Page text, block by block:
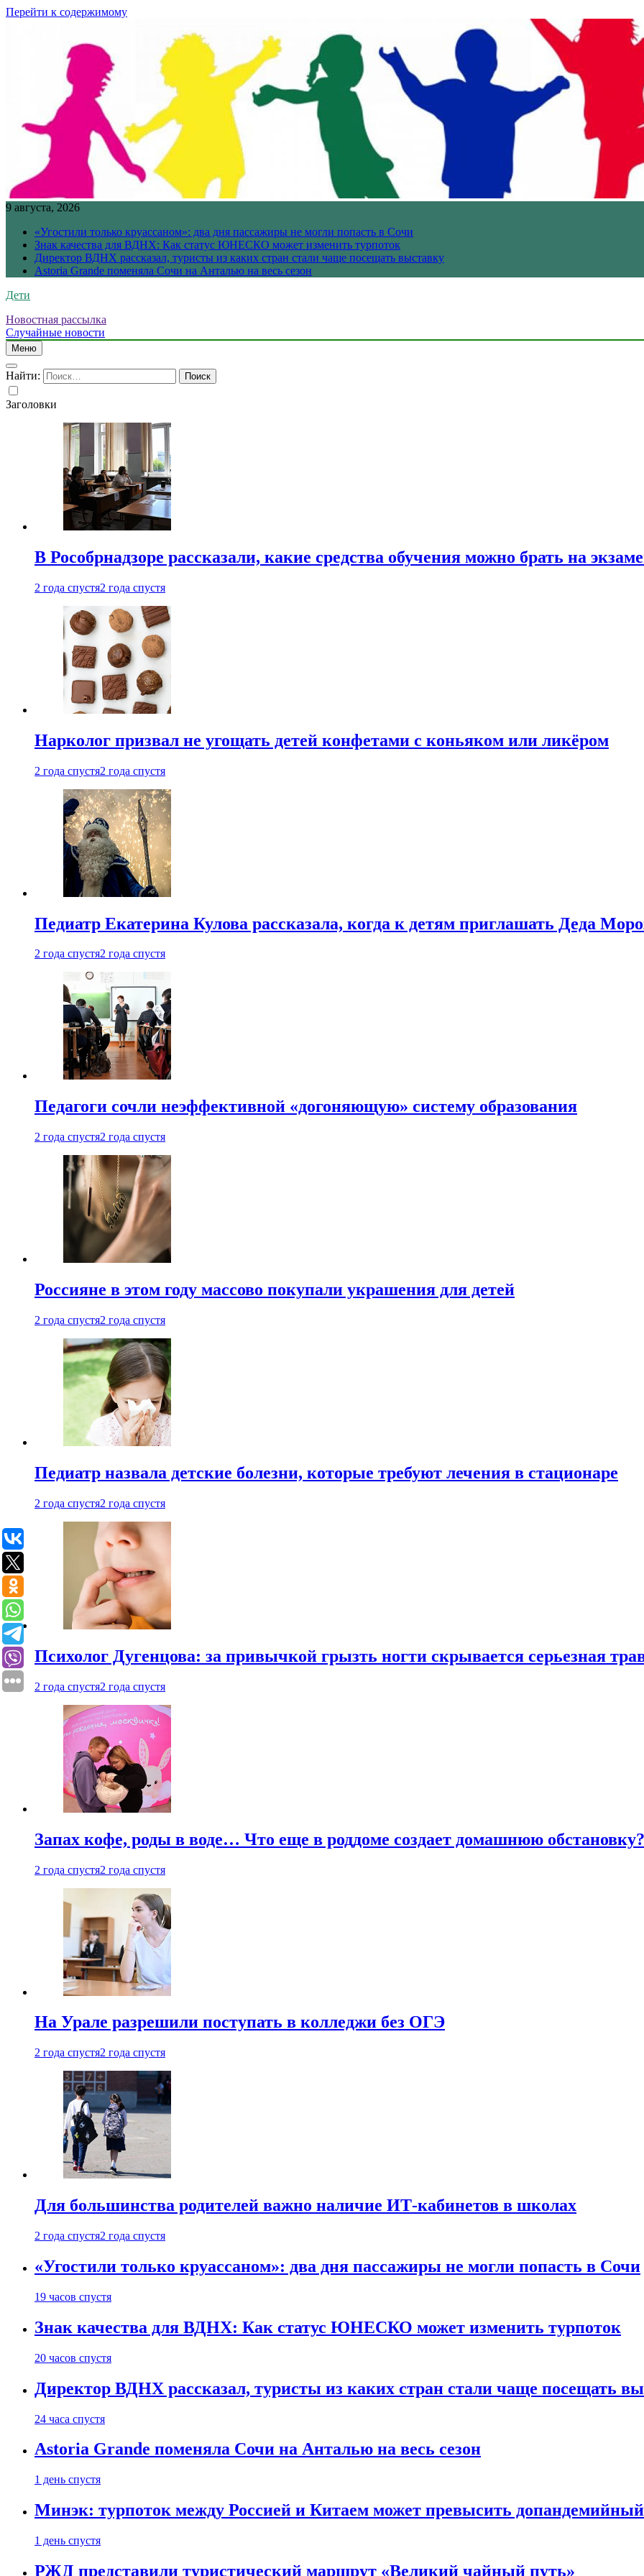
Перейти к содержимому
9 августа, 2026
«Угостили только круассаном»: два дня пассажиры не могли попасть в Сочи
Знак качества для ВДНХ: Как статус ЮНЕСКО может изменить турпоток
Директор ВДНХ рассказал, туристы из каких стран стали чаще посещать выставку
Astoria Grande поменяла Сочи на Анталью на весь сезон
Дети
Новостная рассылка
Случайные новости
Меню
Найти:
Заголовки
В Рособрнадзоре рассказали, какие средства обучения можно брать на
2 года спустя2 года спустя
Нарколог призвал не угощать детей конфетами с коньяком или ликёром
2 года спустя2 года спустя
Педиатр Екатерина Кулова рассказала, когда к детям приглашать Деда
2 года спустя2 года спустя
Педагоги сочли неэффективной «догоняющую» систему образования
2 года спустя2 года спустя
Россияне в этом году массово покупали украшения для детей
2 года спустя2 года спустя
Педиатр назвала детские болезни, которые требуют лечения в стационаре
2 года спустя2 года спустя
Психолог Дугенцова: за привычкой грызть ногти скрывается серьезная
2 года спустя2 года спустя
Запах кофе, роды в воде… Что еще в роддоме создает домашнюю обстановку?
2 года спустя2 года спустя
На Урале разрешили поступать в колледжи без ОГЭ
2 года спустя2 года спустя
Для большинства родителей важно наличие ИТ-кабинетов в школах
2 года спустя2 года спустя
«Угостили только круассаном»: два дня пассажиры не могли попасть в Сочи
19 часов спустя
Знак качества для ВДНХ: Как статус ЮНЕСКО может изменить турпоток
20 часов спустя
Директор ВДНХ рассказал, туристы из каких стран стали чаще посещать
24 часа спустя
Astoria Grande поменяла Сочи на Анталью на весь сезон
1 день спустя
Минэк: турпоток между Россией и Китаем может превысить
1 день спустя
РЖД представили туристический маршрут «Великий чайный путь»